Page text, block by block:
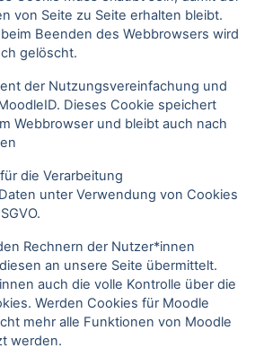
von Seite zu Seite erhalten bleibt.
Beenden des Webbrowsers wird
gelöscht.
der Nutzungsvereinfachung und
Dieses Cookie speichert
Webbrowser und bleibt auch nach
die Verarbeitung
unter Verwendung von Cookies
Rechnern der Nutzer*innen
an unsere Seite übermittelt.
auch die volle Kontrolle über die
Werden Cookies für Moodle
mehr alle Funktionen von Moodle
werden.